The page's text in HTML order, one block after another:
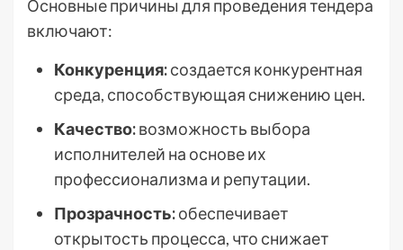
Основные причины для проведения тендера
включают:
Конкуренция:создается конкурентная
среда, способствующая снижению цен.
Качество:возможность выбора
исполнителей на основе их
профессионализма и репутации.
Прозрачность:обеспечивает
открытость процесса, что снижает